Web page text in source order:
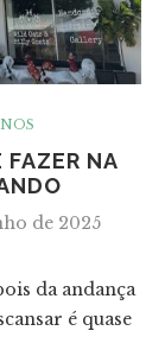
FAZER NA
de 2025
da andança
é quase